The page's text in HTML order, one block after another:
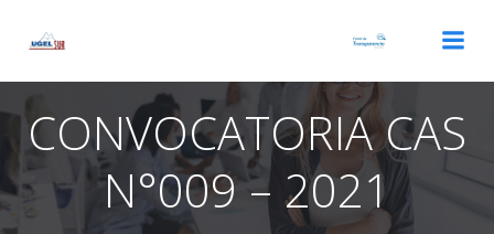
CONVOCATORIA CAS
N°009 – 2021